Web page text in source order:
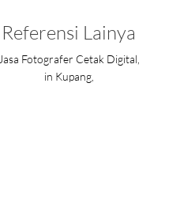
Referensi Lainya
Jasa Fotografer Cetak Digital,
in Kupang,